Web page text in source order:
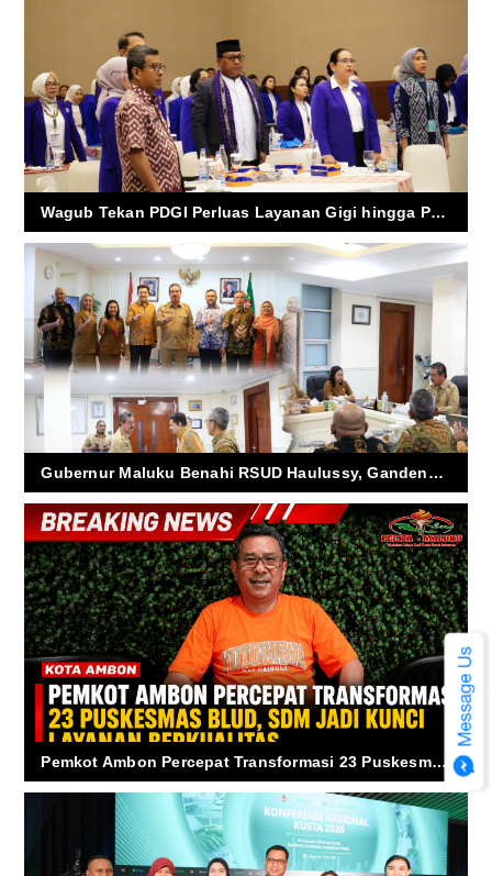
Wagub Tekan PDGI Perluas Layanan Gigi hingga Pelosok
Gubernur Maluku Benahi RSUD Haulussy, Gandeng RS Fatmawati Wujudkan Layanan Kesehatan Berkualitas
Pemkot Ambon Percepat Transformasi 23 Puskesmas BLUD, SDM Jadi Kunci Layanan Berkualitas